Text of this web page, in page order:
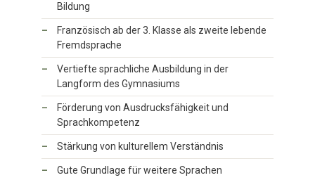
Bildung
Französisch ab der 3. Klasse als zweite lebende
Fremdsprache
Vertiefte sprachliche Ausbildung in der
Langform des Gymnasiums
Förderung von Ausdrucksfähigkeit und
Sprachkompetenz
Stärkung von kulturellem Verständnis
Gute Grundlage für weitere Sprachen